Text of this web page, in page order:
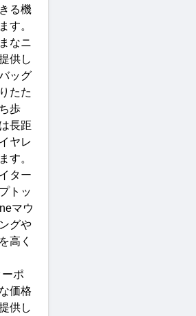
る機
す。
なニ
供し
ッグ
たた
歩
長距
ヤレ
す。
ター
トッ
マウ
グや
高く
ポ
価格
供し